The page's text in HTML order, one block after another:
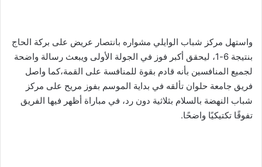
واستهل مركز شباب الوايلي مشواره بانتصار عريض على بركة الحاج
بنتيجة 6-1، ليحقق أكبر فوز في الجولة الأولى ويبعث رسالة واضحة
لجميع المنافسين بأنه قادم بقوة للمنافسة على القمة،كما واصل
فريق جامعة حلوان تألقه في بداية الموسم بفوز مريح على مركز
شباب النهضة بالسلام بثلاثية دون رد، في مباراة أظهر فيها الفريق
تفوقًا تكتيكيًا واضحًا.